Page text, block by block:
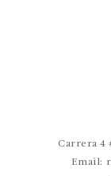
Carrera 4
Email: